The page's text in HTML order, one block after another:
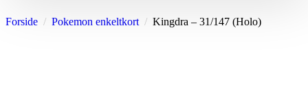
Forside Pokemon enkeltkort Kingdra – 31/147 (Holo)